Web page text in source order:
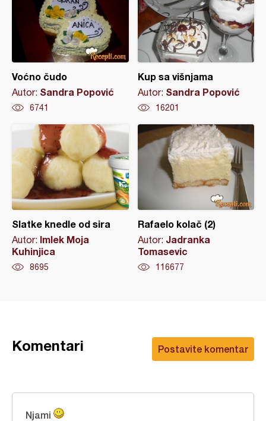
Voćno čudo
Autor: Sandra Popović
6741
Kup sa višnjama
Autor: Sandra Popović
16201
Slatke knedle od sira
Autor: Imlek Moja
Kuhinjica
8695
Rafaelo kolač (2)
Autor: Jadranka
Tomasevic
116677
Postavite komentar
Komentari
Njami